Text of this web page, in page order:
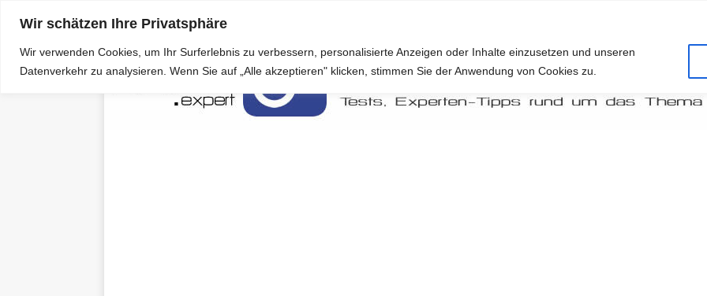
Wir schätzen Ihre Privatsphäre
Wir verwenden Cookies, um Ihr Surferlebnis zu verbessern, personalisierte Anzeigen oder Inhalte einzusetzen und unseren
Datenverkehr zu analysieren. Wenn Sie auf „Alle akzeptieren" klicken, stimmen Sie der Anwendung von Cookies zu.